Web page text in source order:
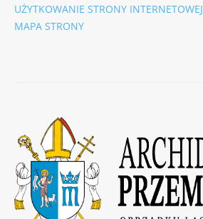
UŻYTKOWANIE STRONY INTERNETOWEJ
MAPA STRONY